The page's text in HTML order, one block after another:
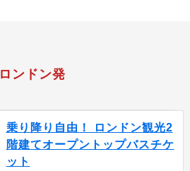
ロンドン発
乗り降り自由！ ロンドン観光2
階建てオープントップバスチケ
ット